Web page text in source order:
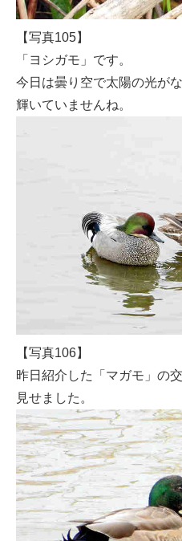
【写真105】
「ヨシガモ」です。
今日は曇り空で太陽の光が
輝いていませんね。
【写真106】
昨日紹介した「マガモ」の
見せました。